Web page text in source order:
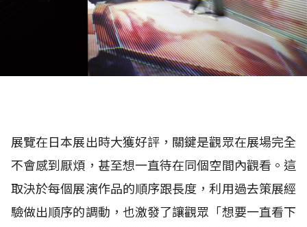
展覽在日本展出時大獲好評，關鍵是觀眾在展場完全
不會感到厭煩，甚至想一直待在同個空間內觀看。這
取決於每個展演作品的順序跟長度，利用過去策展經
驗做出順序的調動，也激發了讓觀眾「想要一直看下